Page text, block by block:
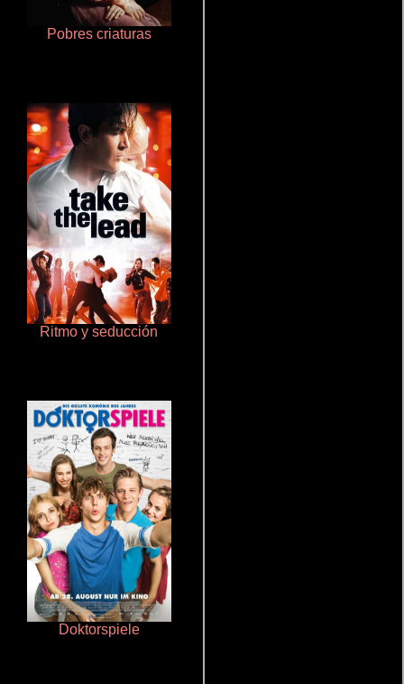
Pobres criaturas
Ritmo y seducción
Doktorspiele